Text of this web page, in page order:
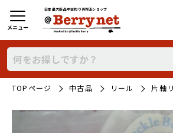
日本最大新品中古釣り具WEBショップ
メニュー
TOPページ 中古品 リール 片軸